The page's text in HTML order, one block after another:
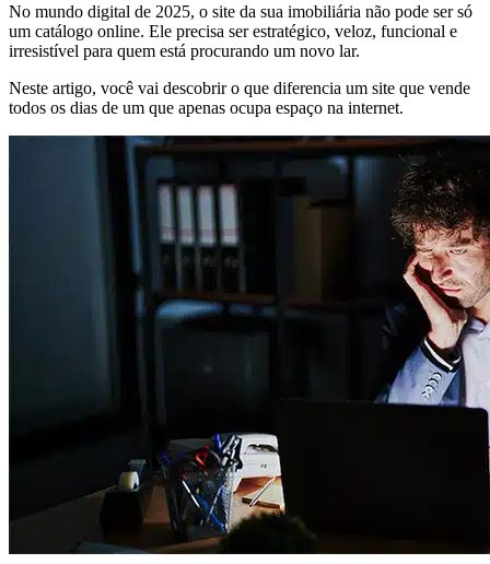
No mundo digital de 2025, o site da sua imobiliária não pode ser só
um catálogo online. Ele precisa ser estratégico, veloz, funcional e
irresistível para quem está procurando um novo lar.
Neste artigo, você vai descobrir o que diferencia um site que vende
todos os dias de um que apenas ocupa espaço na internet.